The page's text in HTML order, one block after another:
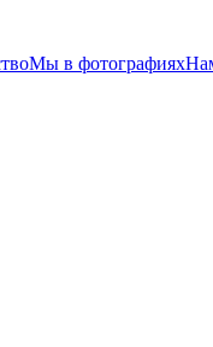
Мы в фотографиях